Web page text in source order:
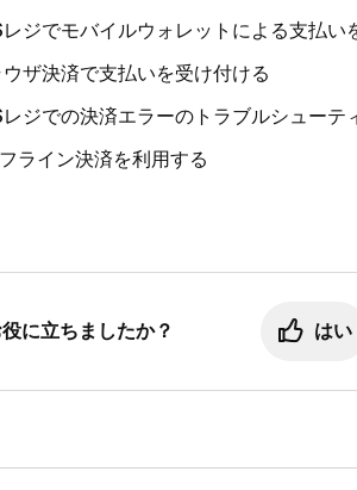
ドウェアをお持ちでない場合は、
Apple PayとGoogle Pay）を受け付ける
は、Square データまたはPOSレジアプリ
インで決済リンクを共有したり、お客
払えるように複数回利用可のQRコード
書 で、商品またはサービスのお支払い
ジでモバイルウォレットによる支払い
ザ決済で支払いを受け付ける
ジでの決済エラーのトラブルシューテ
ライン決済を利用する
に立ちましたか？ はい